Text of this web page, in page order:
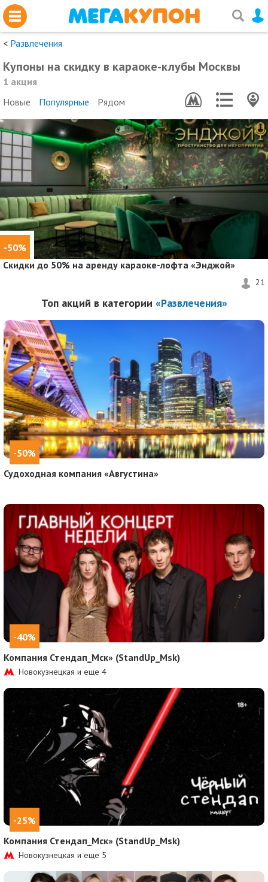
< Развлечения
Купоны на скидку в караоке-клубы Москвы
1 акция
Новые
Популярные Рядом
-50%
Скидки до 50% на аренду караоке-лофта «Энджой»
21
Топ акций в категории «Развлечения»
-50%
Судоходная компания «Августина»
-40%
Компания Стендап_Мск» (StandUp_Msk)
Новокузнецкая и еще4
-25%
Компания Стендап_Мск» (StandUp_Msk)
Новокузнецкая и еще 5